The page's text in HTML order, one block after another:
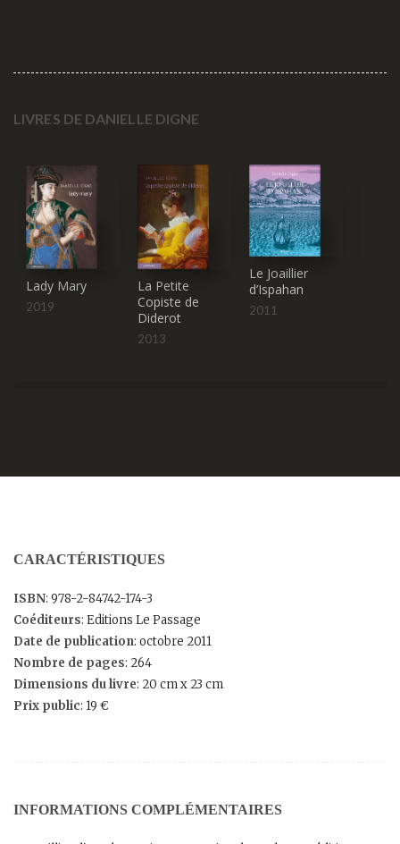
LIVRES DE DANIELLE DIGNE
Lady Mary
2019
La Petite
Copiste de
Diderot
2013
Le Joaillier
d’Ispahan
2011
CARACTÉRISTIQUES
ISBN: 978-2-84742-174-3
Coéditeurs: Editions Le Passage
Date de publication: octobre 2011
Nombre de pages: 264
Dimensions du livre: 20 cm x 23 cm
Prix public: 19 €
INFORMATIONS COMPLÉMENTAIRES